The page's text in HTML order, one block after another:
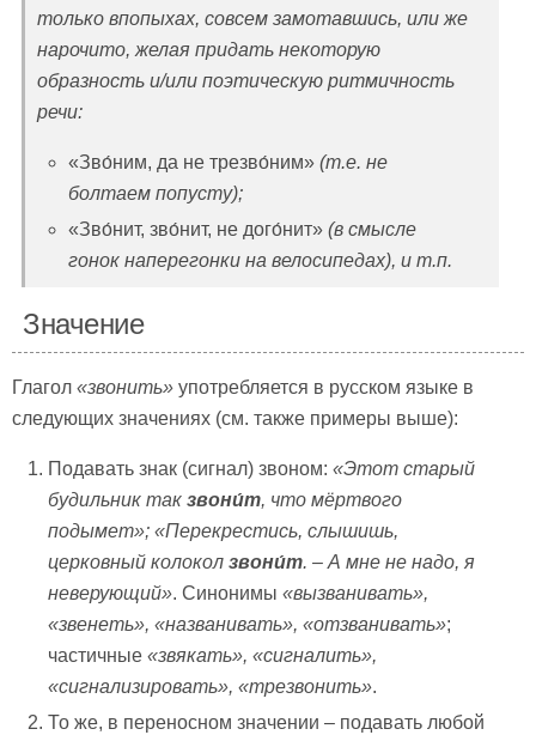
только впопыхах, совсем замотавшись, или же
нарочито, желая придать некоторую
образность и/или поэтическую ритмичность
речи:
«Зво́ним, да не трезво́ним» (т.е. не
болтаем попусту);
«Зво́нит, зво́нит, не дого́нит» (в смысле
гонок наперегонки на велосипедах), и т.п.
Значение
Глагол «звонить» употребляется в русском языке в
следующих значениях (см. также примеры выше):
Подавать знак (сигнал) звоном:«Этот старый
будильник такзвони́т, что мёртвого
подымет»; «Перекрестись, слышишь,
церковный колоколзвони́т. – А мне не надо, я
неверующий». Синонимы«вызванивать»,
«звенеть», «названивать», «отзванивать»;
частичные«звякать», «сигналить»,
«сигнализировать», «трезвонить».
То же, в переносном значении – подавать любой